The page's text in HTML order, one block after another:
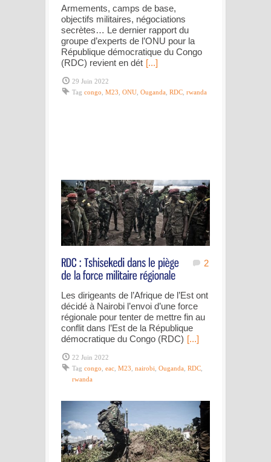
Armements, camps de base,
objectifs militaires, négociations
secrètes… Le dernier rapport du
groupe d’experts de l’ONU pour la
République démocratique du Congo
(RDC) revient en dét [...]
29 Juin 2022
Tag congo M23 ONU Ouganda RDC rwanda
2
Les dirigeants de l’Afrique de l’Est ont
décidé à Nairobi l’envoi d’une force
régionale pour tenter de mettre fin au
conflit dans l’Est de la République
démocratique du Congo (RDC) [...]
22 Juin 2022
Tag congo eac M23 nairobi Ouganda RDC
rwanda